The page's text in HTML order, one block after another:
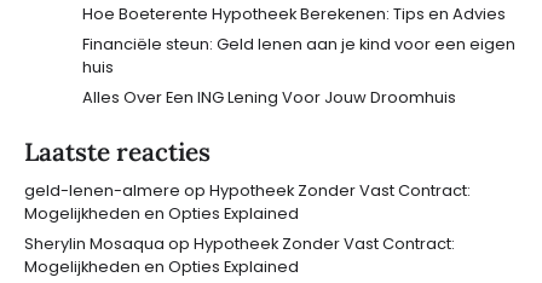
Hoe Boeterente Hypotheek Berekenen: Tips en Advies
Financiële steun: Geld lenen aan je kind voor een eigen
huis
Alles Over Een ING Lening Voor Jouw Droomhuis
Laatste reacties
geld-lenen-almere op Hypotheek Zonder Vast Contract:
Mogelijkheden en Opties Explained
Sherylin Mosaqua op Hypotheek Zonder Vast Contract:
Mogelijkheden en Opties Explained